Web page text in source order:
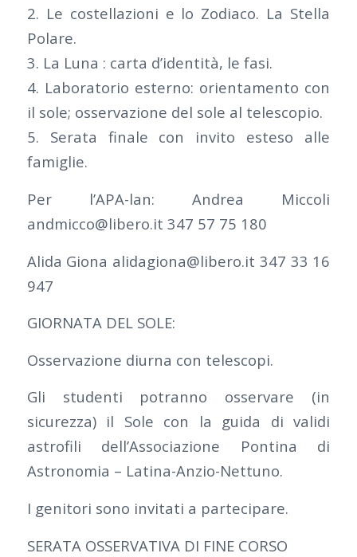
2. Le costellazioni e lo Zodiaco. La Stella
Polare.
3. La Luna : carta d’identità, le fasi.
4. Laboratorio esterno: orientamento con
il sole; osservazione del sole al telescopio.
5. Serata finale con invito esteso alle
famiglie.
Per l’APA-lan: Andrea Miccoli
andmicco@libero.it 347 57 75 180
Alida Giona alidagiona@libero.it 347 33 16
947
GIORNATA DEL SOLE:
Osservazione diurna con telescopi.
Gli studenti potranno osservare (in
sicurezza) il Sole con la guida di validi
astrofili dell’Associazione Pontina di
Astronomia – Latina-Anzio-Nettuno.
I genitori sono invitati a partecipare.
SERATA OSSERVATIVA DI FINE CORSO